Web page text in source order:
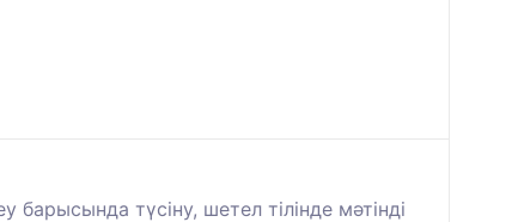
барысында түсіну, шетел тілінде мәтінді